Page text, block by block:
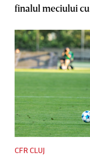
finalul meciului
CFR CLUJ